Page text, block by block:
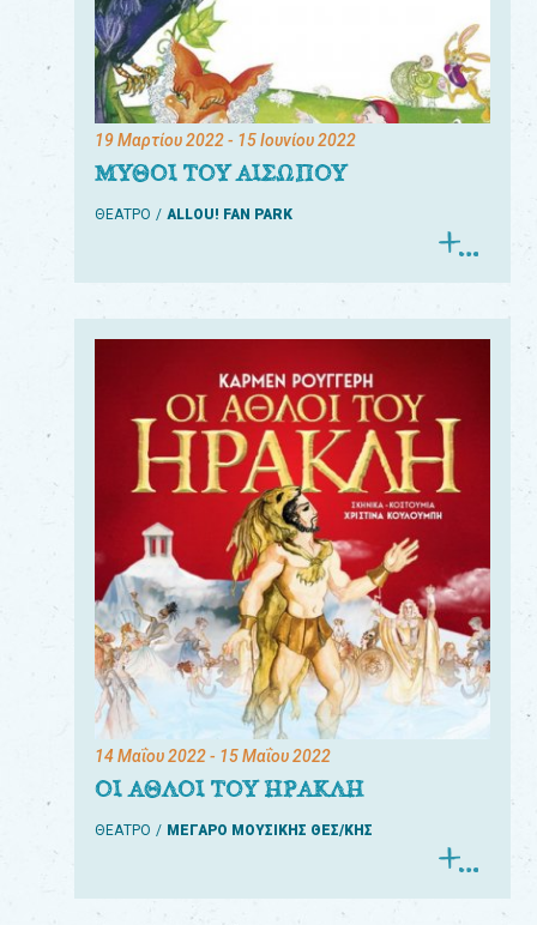
19 Μαρτίου 2022- 15 Ιουνίου 2022
ΜΥΘΟΙ ΤΟΥ ΑΙΣΩΠΟΥ
ΘΕΑΤΡΟ ALLOU! FAN PARK
14 Μαΐου 2022- 15 Μαΐου 2022
ΟΙ ΑΘΛΟΙ ΤΟΥ ΗΡΑΚΛΗ
ΘΕΑΤΡΟ ΜΕΓΑΡΟ ΜΟΥΣΙΚΗΣ ΘΕΣ/ΚΗΣ